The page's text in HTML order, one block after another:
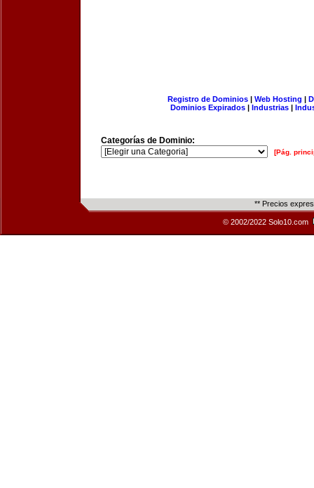
Registro de Dominios| Web Hosting |
Dominios Expirados | Industrias |
Categorías de Dominio:
[Pág.
** Precios
© 2002/2022 Solo10.com